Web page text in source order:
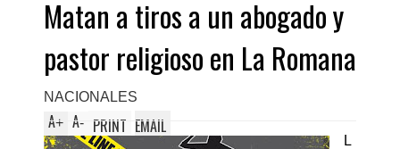
Matan a tiros a un abogado y
pastor religioso en La Romana
NACIONALES
A+ A- PRINT EMAIL
L